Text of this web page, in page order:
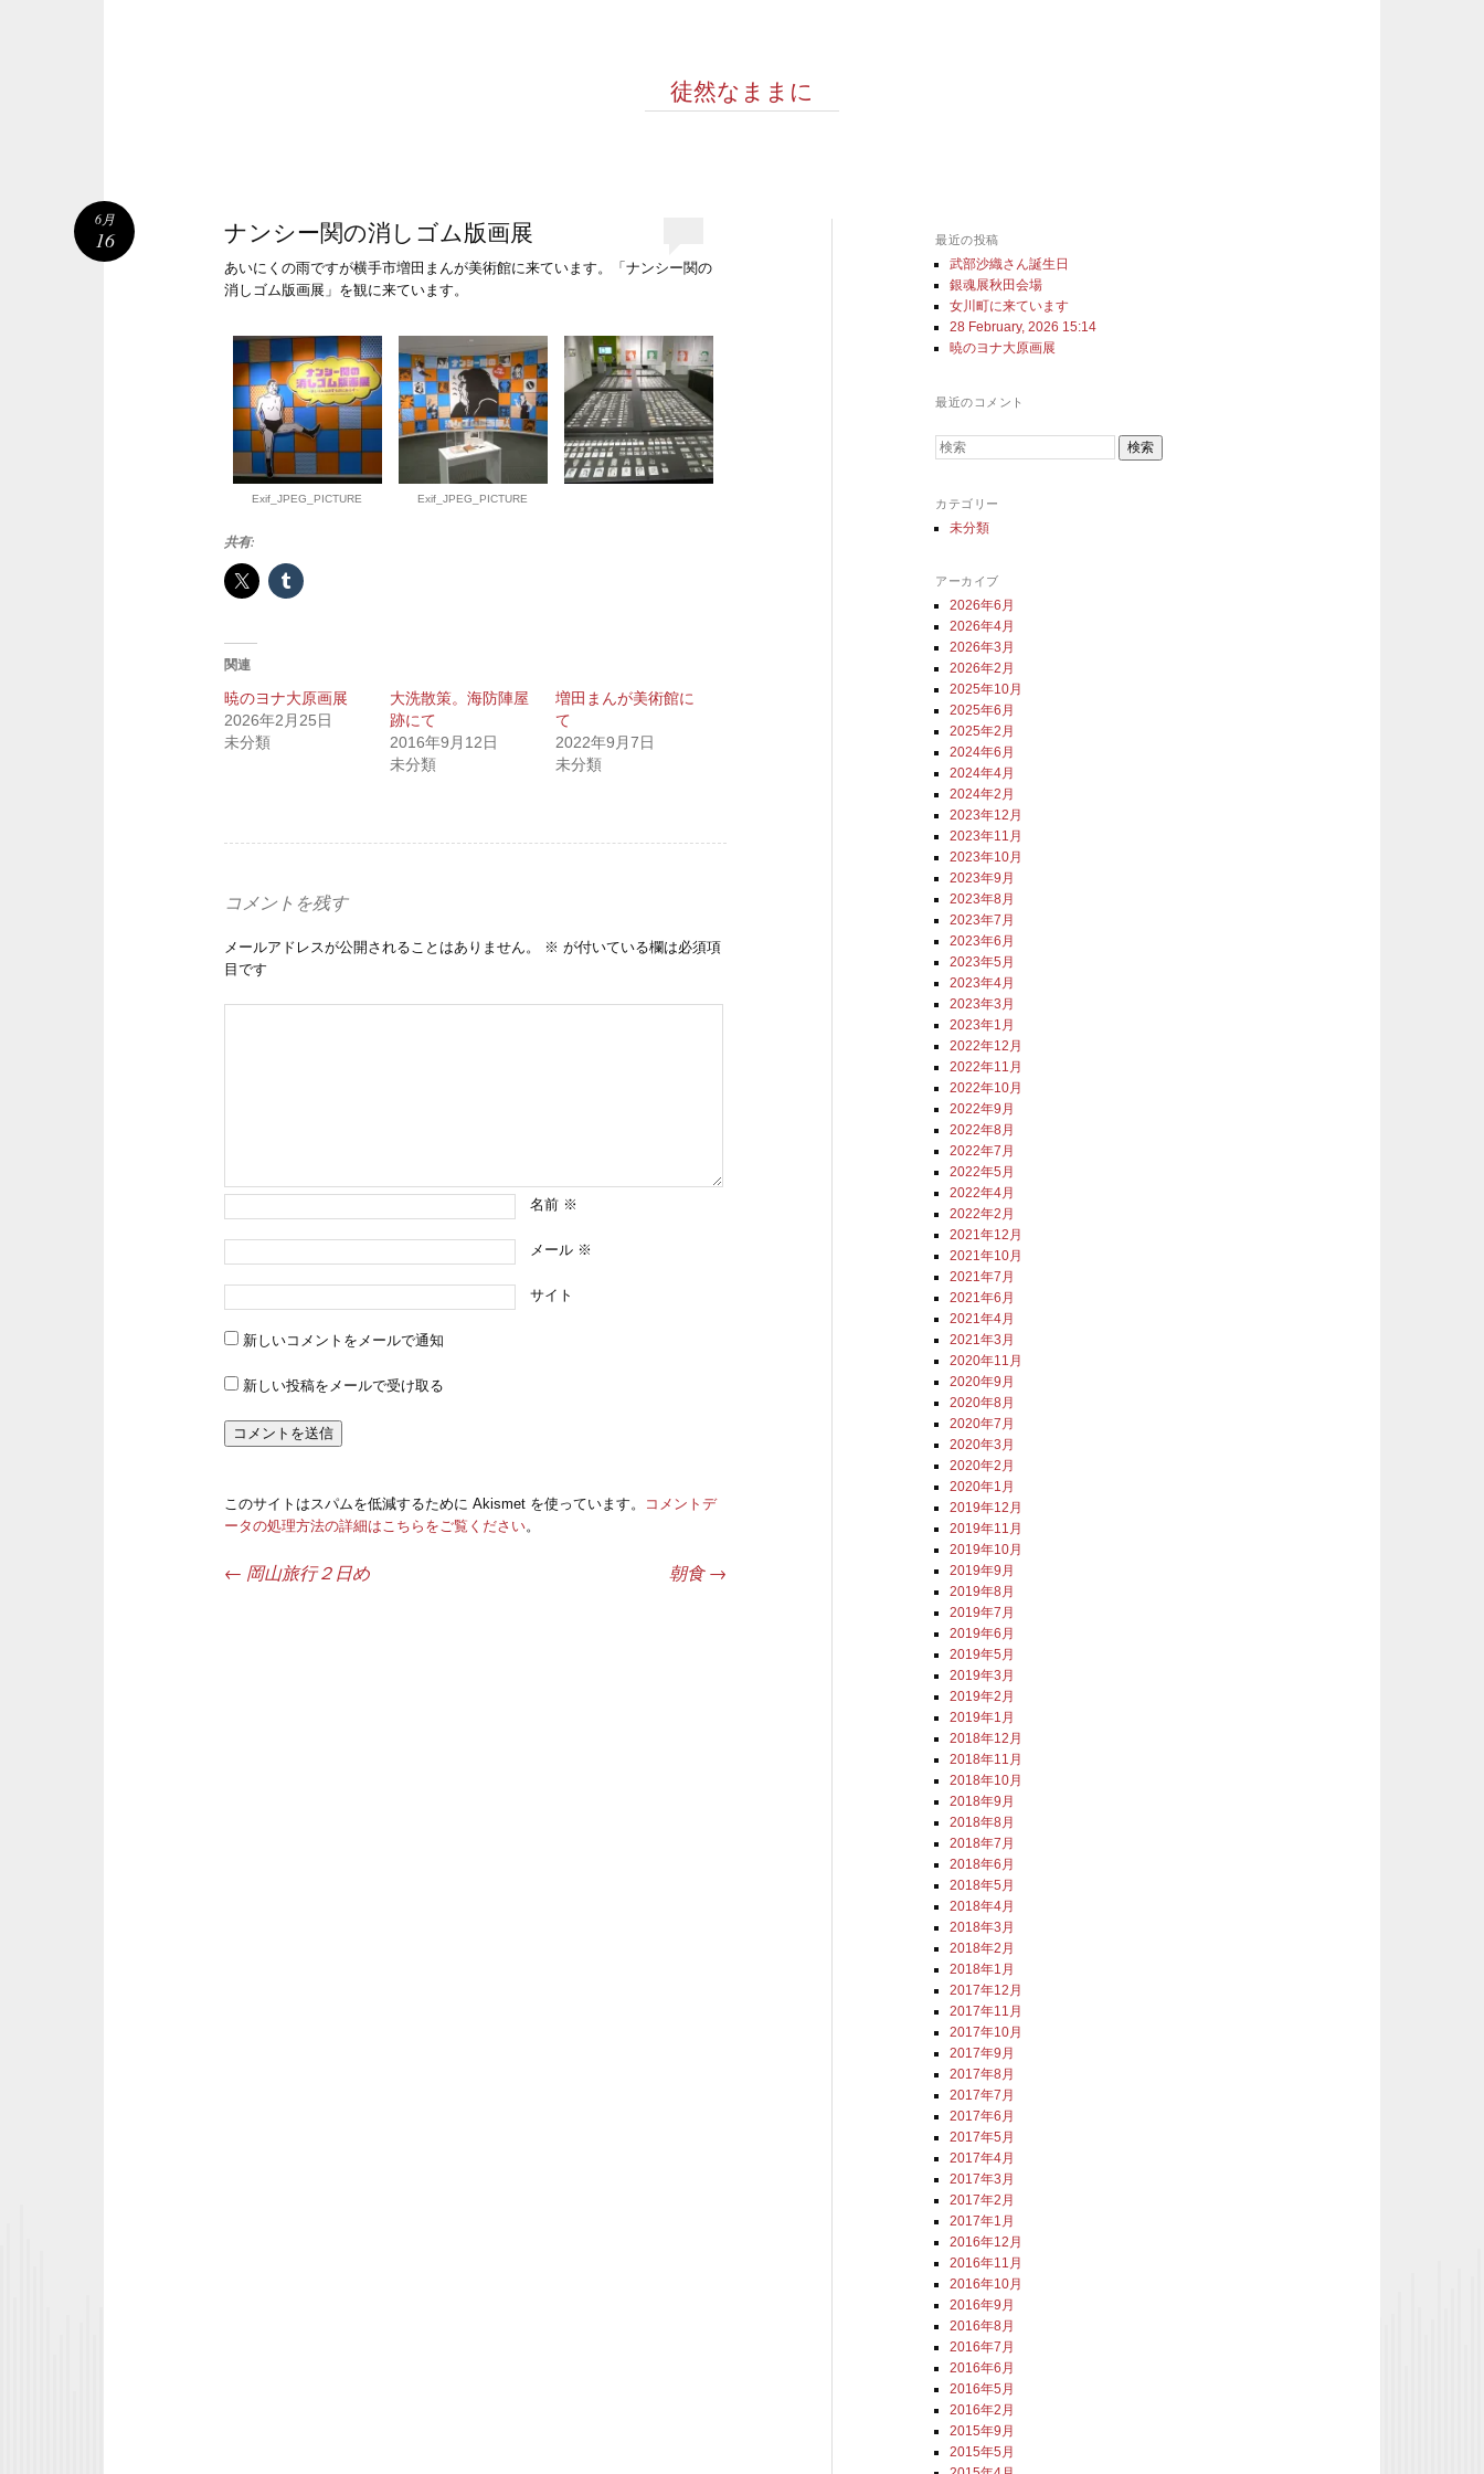
徒然なままに
ナンシー関の消しゴム版画展
あいにくの雨ですが横手市増田まんが美術館に来ています。「ナンシー関の
消しゴム版画展」を観に来ています。
Exif_JPEG_PICTURE Exif_JPEG_PICTURE
共有:
関連
暁のヨナ大原画展
2026年2月25日
未分類
大洗散策。海防陣屋
跡にて
2016年9月12日
未分類
増田まんが美術館に
て
2022年9月7日
未分類
6月
16
コメントを残す
メールアドレスが公開されることはありません。 ※ が付いている欄は必須項
目です
名前 ※
メール ※
サイト
新しいコメントをメールで通知
新しい投稿をメールで受け取る
このサイトはスパムを低減するために Akismet を使っています。
コメントデ
ータの処理方法の詳細はこちらをご覧ください。
投稿ナビゲーション
← 岡山旅行２日め 朝食→
最近の投稿
武部沙織さん誕生日
銀魂展秋田会場
女川町に来ています
28 February, 2026 15:14
暁のヨナ大原画展
最近のコメント
検索
カテゴリー
未分類
アーカイブ
2026年6月
2026年4月
2026年3月
2026年2月
2025年10月
2025年6月
2025年2月
2024年6月
2024年4月
2024年2月
2023年12月
2023年11月
2023年10月
2023年9月
2023年8月
2023年7月
2023年6月
2023年5月
2023年4月
2023年3月
2023年1月
2022年12月
2022年11月
2022年10月
2022年9月
2022年8月
2022年7月
2022年5月
2022年4月
2022年2月
2021年12月
2021年10月
2021年7月
2021年6月
2021年4月
2021年3月
2020年11月
2020年9月
2020年8月
2020年7月
2020年3月
2020年2月
2020年1月
2019年12月
2019年11月
2019年10月
2019年9月
2019年8月
2019年7月
2019年6月
2019年5月
2019年3月
2019年2月
2019年1月
2018年12月
2018年11月
2018年10月
2018年9月
2018年8月
2018年7月
2018年6月
2018年5月
2018年4月
2018年3月
2018年2月
2018年1月
2017年12月
2017年11月
2017年10月
2017年9月
2017年8月
2017年7月
2017年6月
2017年5月
2017年4月
2017年3月
2017年2月
2017年1月
2016年12月
2016年11月
2016年10月
2016年9月
2016年8月
2016年7月
2016年6月
2016年5月
2016年2月
2015年9月
2015年5月